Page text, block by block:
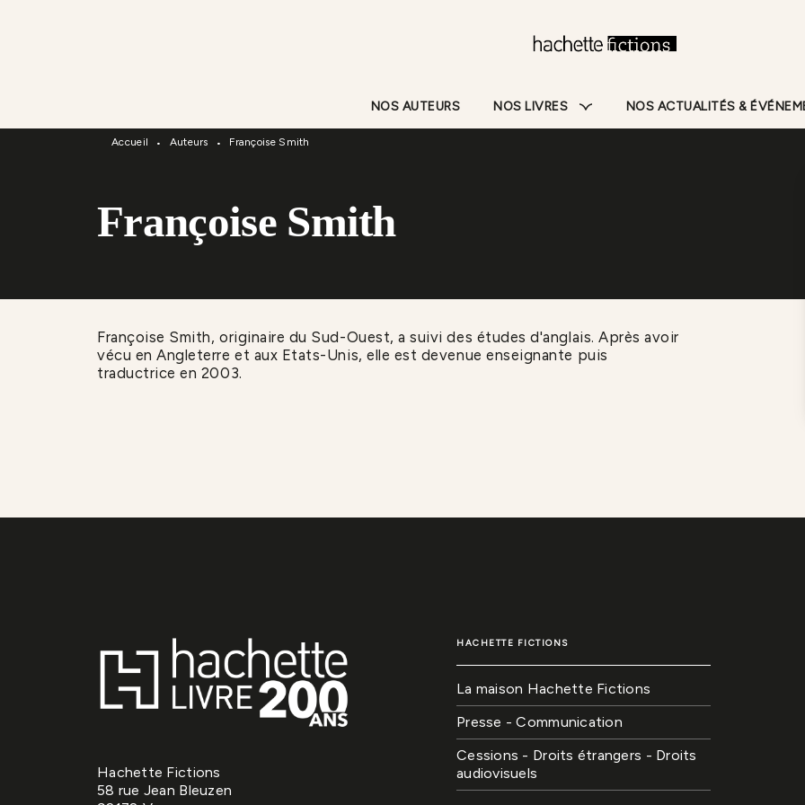
NOS AUTEURS NOS LIVRES NOS ACTUALITÉS &
Accueil • Auteurs • Françoise Smith
Françoise Smith
Françoise Smith, originaire du Sud-Ouest, a suivi des études d'anglais. Après avoir
vécu en Angleterre et aux Etats-Unis, elle est devenue enseignante puis
traductrice en 2003.
Hachette Fictions
58 rue Jean Bleuzen
HACHETTE FICTIONS
La maison Hachette Fictions
Presse - Communication
Cessions - Droits étrangers - Droits
audiovisuels